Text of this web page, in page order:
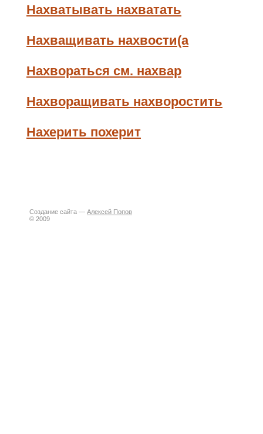
Нахватывать нахватать
Нахващивать нахвости(а
Нахвораться см. нахвар
Нахворащивать нахворостить
Нахерить похерит
Создание сайта — Алексей Попов
© 2009